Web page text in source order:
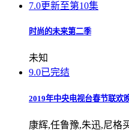
7.0更新至第10集
时尚的未来第二季
未知
9.0已完结
2019年中央电视台春节联欢
康辉,任鲁豫,朱迅,尼格